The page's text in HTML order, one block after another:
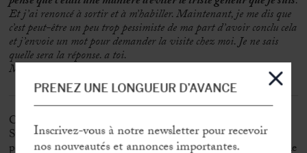
Et j’ai renoncé à sortir et à m’habiller. Maintenant, je me dis que
c’est peut-être un peu trop pessimiste de ma part d’avoir conclu cela
et j’envoie un mot pour demander la visite chez moi. Je ne sais
quelle sera la réponse. a toi.
Marcel »
Confident des années créatrices de Marcel Proust, Louis
Suchet d’Albufera descend du maréchal d’Empire par son
père et de Lucien Bonaparte par sa mère, membre de la famille
PRENEZ UNE LONGUEUR D’AVANCE
Inscrivez-vous à notre newsletter pour recevoir
nos nouveautés et annonces importantes.